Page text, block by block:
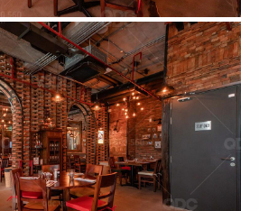
94
HỶ LẨM MÔN
CN
96